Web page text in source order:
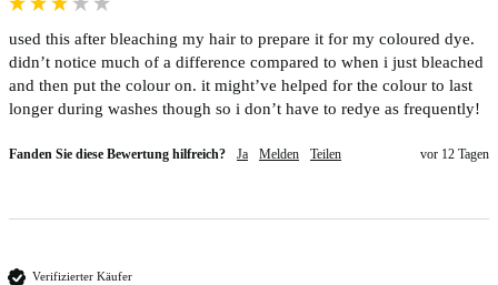
used this after bleaching my hair to prepare it for my coloured dye.
didn’t notice much of a difference compared to when i just bleached
and then put the colour on. it might’ve helped for the colour to last
longer during washes though so i don’t have to redye as frequently!
Fanden Sie diese Bewertung hilfreich? Ja Melden Teilen vor 12 Tagen
Verifizierter Käufer